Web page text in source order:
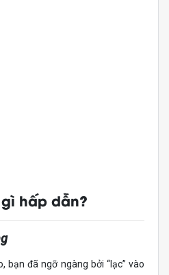
hấp dẫn?
bạn đã ngỡ ngàng bởi “lạc” vào